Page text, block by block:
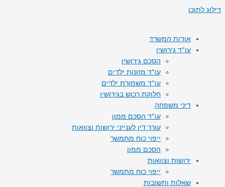
דילוג לתוכן
אודות המשרד
עו"ד גירושין
הסכם גירושין
עו"ד מזונות ילדים
עו"ד משמורת ילדים
חלוקת רכוש בגירושין
דיני משפחה
עו"ד הסכם ממון
עורך דין לענייני ירושות וצוואות
ייפוי כוח מתמשך
הסכם ממון
ירושות וצוואות
ייפוי כוח מתמשך
שאלות ותשובות